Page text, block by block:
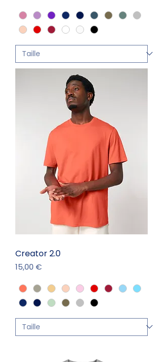
Creator 2.0
Prix
15,00 €